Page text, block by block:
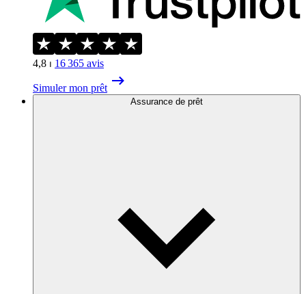
4,8 ⏐ 16 365 avis
Simuler mon prêt
Assurance de prêt